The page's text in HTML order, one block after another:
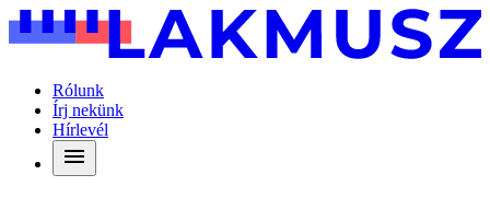
Rólunk
Írj nekünk
Hírlevél